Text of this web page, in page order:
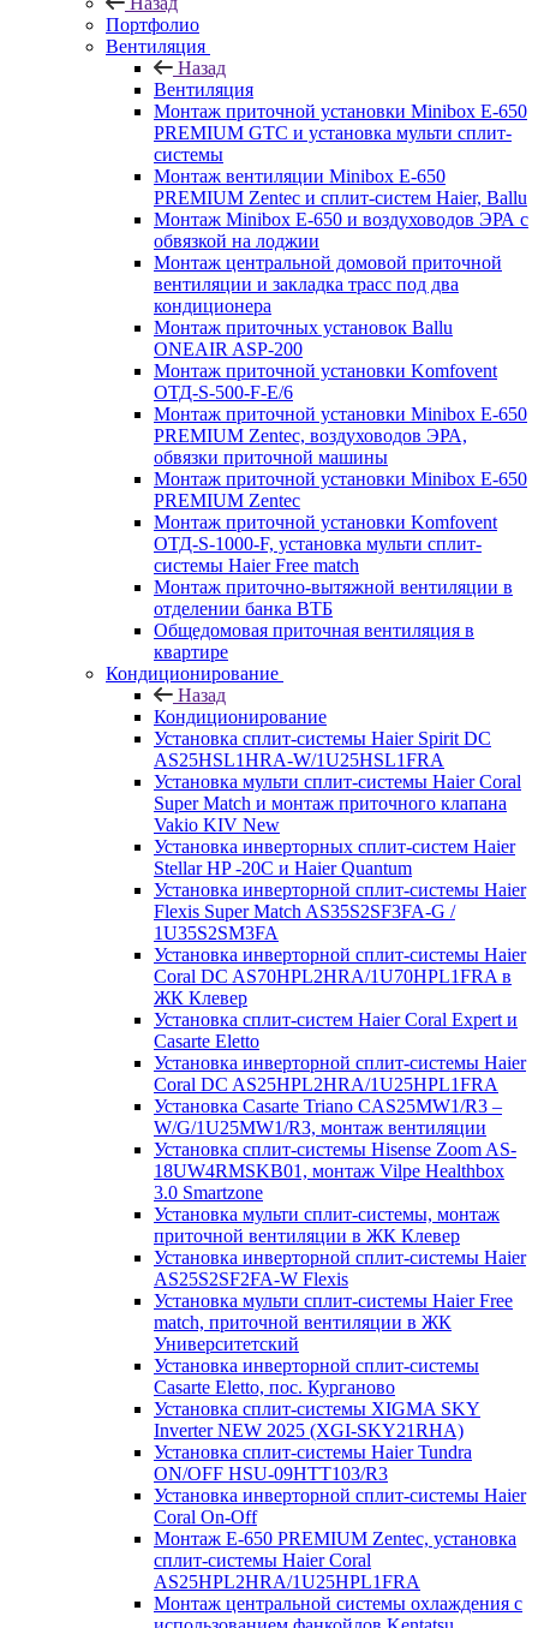
Портфолио
Вентиляция
Назад
Вентиляция
Монтаж приточной установки Minibox E-650
PREMIUM GTC и установка мульти сплит-
системы
Монтаж вентиляции Minibox E-650
PREMIUM Zentec и сплит-систем Haier, Ballu
Монтаж Minibox E-650 и воздуховодов ЭРА с
обвязкой на лоджии
Монтаж центральной домовой приточной
вентиляции и закладка трасс под два
кондиционера
Монтаж приточных установок Ballu
ONEAIR ASP-200
Монтаж приточной установки Komfovent
ОТД-S-500-F-E/6
Монтаж приточной установки Minibox E-650
PREMIUM Zentec, воздуховодов ЭРА,
обвязки приточной машины
Монтаж приточной установки Minibox E-650
PREMIUM Zentec
Монтаж приточной установки Komfovent
ОТД-S-1000-F, установка мульти сплит-
системы Haier Free match
Монтаж приточно-вытяжной вентиляции в
отделении банка ВТБ
Общедомовая приточная вентиляция в
квартире
Кондиционирование
Назад
Кондиционирование
Установка сплит-системы Haier Spirit DC
AS25HSL1HRA-W/1U25HSL1FRA
Установка мульти сплит-системы Haier Coral
Super Match и монтаж приточного клапана
Vakio KIV New
Установка инверторных сплит-систем Haier
Stellar HP -20С и Haier Quantum
Установка инверторной сплит-системы Haier
Flexis Super Match AS35S2SF3FA-G /
1U35S2SM3FA
Установка инверторной сплит-системы Haier
Coral DC AS70HPL2HRA/1U70HPL1FRA в
ЖК Клевер
Установка сплит-систем Haier Coral Expert и
Casarte Eletto
Установка инверторной сплит-системы Haier
Coral DC AS25HPL2HRA/1U25HPL1FRA
Установка Casarte Triano CAS25MW1/R3 –
W/G/1U25MW1/R3, монтаж вентиляции
Установка сплит-системы Hisense Zoom AS-
18UW4RMSKB01, монтаж Vilpe Healthbox
3.0 Smartzone
Установка мульти сплит-системы, монтаж
приточной вентиляции в ЖК Клевер
Установка инверторной сплит-системы Haier
AS25S2SF2FA-W Flexis
Установка мульти сплит-системы Haier Free
match, приточной вентиляции в ЖК
Университетский
Установка инверторной сплит-системы
Casarte Eletto, пос. Курганово
Установка сплит-системы XIGMA SKY
Inverter NEW 2025 (XGI-SKY21RHA)
Установка сплит-системы Haier Tundra
ON/OFF HSU-09HTT103/R3
Установка инверторной сплит-системы Haier
Coral On-Off
Монтаж E-650 PREMIUM Zentec, установка
сплит-системы Haier Coral
AS25HPL2HRA/1U25HPL1FRA
Монтаж центральной системы охлаждения с